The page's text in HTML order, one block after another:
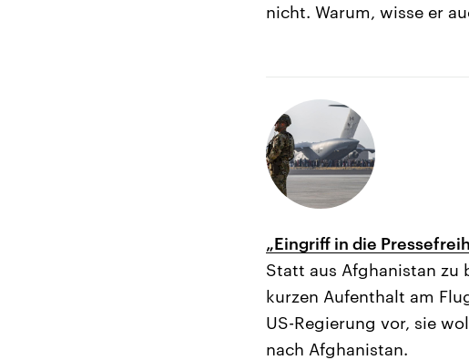
nicht. Warum, wisse er
„Eingriff in die
Statt aus Afghanistan zu
kurzen Aufenthalt am
US-Regierung vor, sie
nach Afghanistan.